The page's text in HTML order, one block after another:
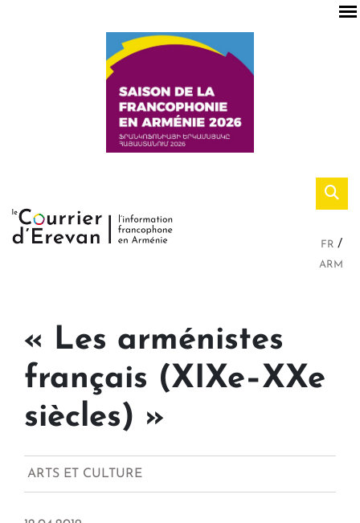
FR
ARM
« Les arménistes
français (XIXe–XXe
siècles) »
ARTS ET CULTURE